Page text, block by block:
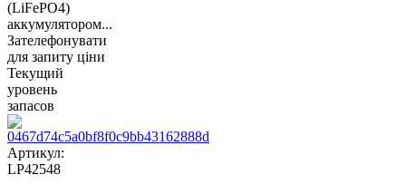
(LiFePO4)
аккумулятором...
Зателефонувати
для запиту ціни
Текущий
уровень
запасов
Артикул:
LP42548